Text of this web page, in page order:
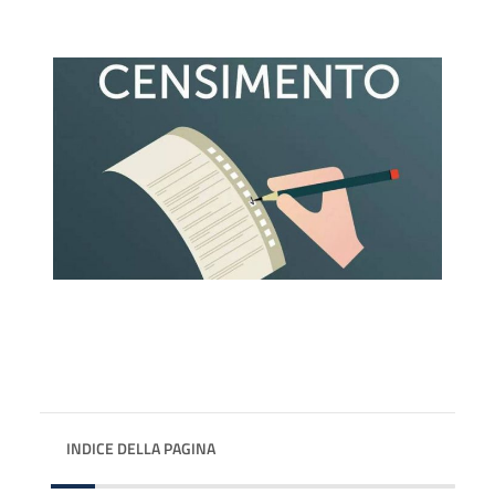
INDICE DELLA PAGINA